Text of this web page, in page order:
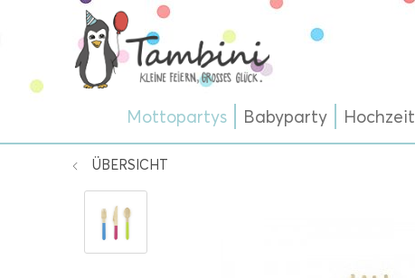
Mottopartys Babyparty Hochzeit
ÜBERSICHT